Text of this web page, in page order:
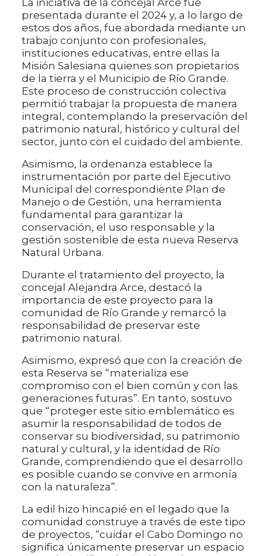
La iniciativa de la concejal Arce fue
presentada durante el 2024 y, a lo largo de
estos dos años, fue abordada mediante un
trabajo conjunto con profesionales,
instituciones educativas, entre ellas la
Misión Salesiana quienes son propietarios
de la tierra y el Municipio de Río Grande.
Este proceso de construcción colectiva
permitió trabajar la propuesta de manera
integral, contemplando la preservación del
patrimonio natural, histórico y cultural del
sector, junto con el cuidado del ambiente.
Asimismo, la ordenanza establece la
instrumentación por parte del Ejecutivo
Municipal del correspondiente Plan de
Manejo o de Gestión, una herramienta
fundamental para garantizar la
conservación, el uso responsable y la
gestión sostenible de esta nueva Reserva
Natural Urbana.
Durante el tratamiento del proyecto, la
concejal Alejandra Arce, destacó la
importancia de este proyecto para la
comunidad de Río Grande y remarcó la
responsabilidad de preservar este
patrimonio natural.
Asimismo, expresó que con la creación de
esta Reserva se “materializa ese
compromiso con el bien común y con las
generaciones futuras”. En tanto, sostuvo
que “proteger este sitio emblemático es
asumir la responsabilidad de todos de
conservar su biodiversidad, su patrimonio
natural y cultural, y la identidad de Río
Grande, comprendiendo que el desarrollo
es posible cuando se convive en armonía
con la naturaleza”.
La edil hizo hincapié en el legado que la
comunidad construye a través de este tipo
de proyectos, “cuidar el Cabo Domingo no
significa únicamente preservar un espacio